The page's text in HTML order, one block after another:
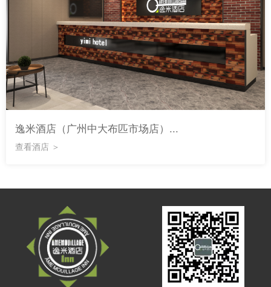
逸米酒店（广州中大布匹市场店）...
查看酒店 ＞